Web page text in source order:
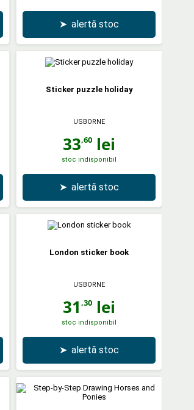
➤ alertă stoc
Sticker puzzle holiday
USBORNE
33,60 lei
stoc indisponibil
➤ alertă stoc
London sticker book
USBORNE
31 ,30 lei
stoc indisponibil
➤ alertă stoc